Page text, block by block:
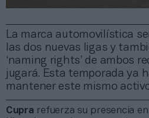
La marca automovilística
las dos nuevas ligas y
‘naming rights’ de ambos
jugará. Esta temporada ya
mantener este mismo
Cupra refuerza su presencia